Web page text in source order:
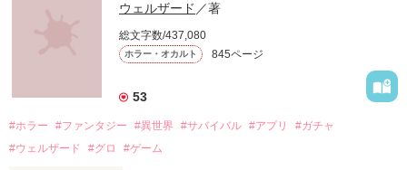
「お願い、正気に戻って！」
「ずっと一緒にいてあげる。
ウェルザード ／著
総文字数/437,080
ホラー・オカルト 845ページ
53
#ホラー #ファンタジー #異世界 #サバイバル #アプリ
#ガチャ
#ウェルザード
#グロ #ゲーム